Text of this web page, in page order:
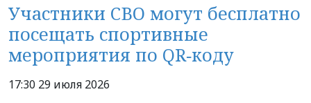
Участники СВО могут бесплатно
посещать спортивные
мероприятия по QR‑коду
17:30 29 июля 2026